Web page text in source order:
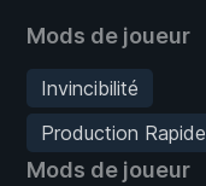
Mods de joueur
Invincibilité
Production Rapide
Mods de joueur